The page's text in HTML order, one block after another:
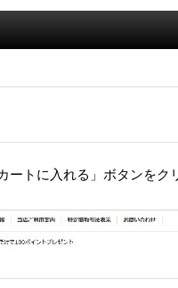
トに入れる」ボタンをク